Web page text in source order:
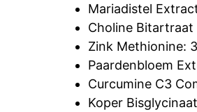
Mariadistel
Choline Bitartraat
Zink Methionine:
Paardenbloem
Curcumine C3
Koper